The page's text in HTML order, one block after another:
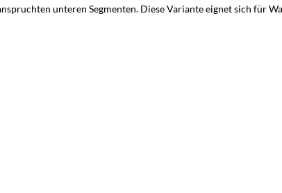
unteren Segmenten. Diese Variante eignet sich für